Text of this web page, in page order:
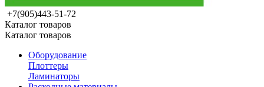
+7(905)443-51-72
Каталог товаров
Каталог товаров
Оборудование
Плоттеры
Ламинаторы